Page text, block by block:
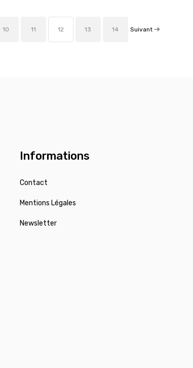
10 11 12 13 14 Suivant
Informations
Contact
Mentions Légales
Newsletter